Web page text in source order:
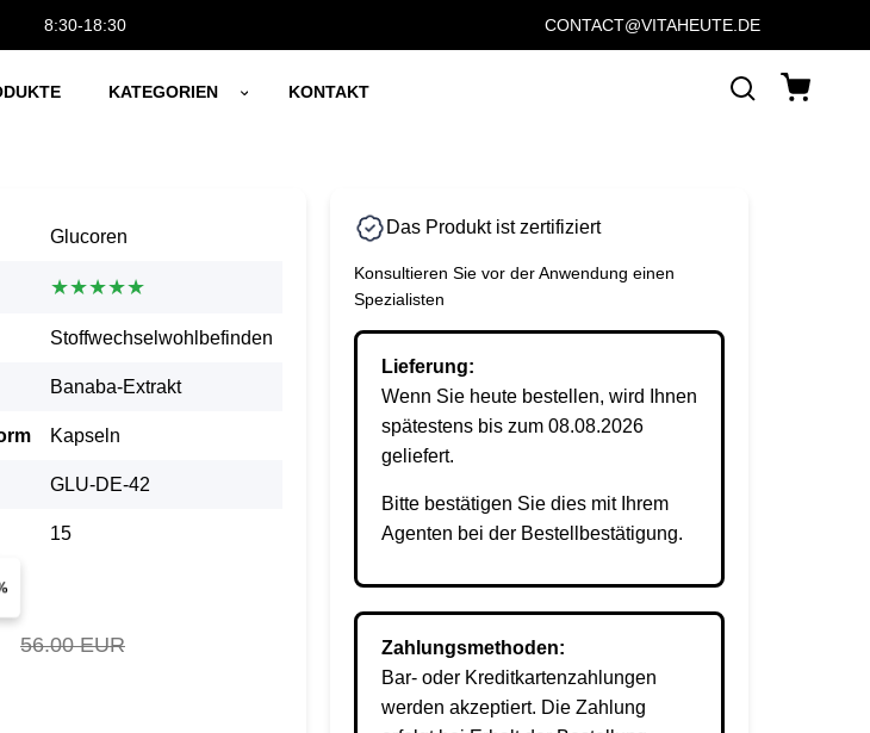
8:30-18:30 CONTACT@VITAHEUTE.DE
KATEGORIEN KONTAKT
Glucoren
★★★★★
Stoffwechselwohlbefinden
Banaba-Extrakt
Kapseln
GLU-DE-42
15
56.00 EUR
Das Produkt ist zertifiziert
Konsultieren Sie vor der Anwendung einen
Spezialisten
Lieferung:
Wenn Sie heute bestellen, wird Ihnen
spätestens bis zum 08.08.2026
geliefert.
Bitte bestätigen Sie dies mit Ihrem
Agenten bei der Bestellbestätigung.
Zahlungsmethoden:
Bar- oder Kreditkartenzahlungen
werden akzeptiert. Die Zahlung